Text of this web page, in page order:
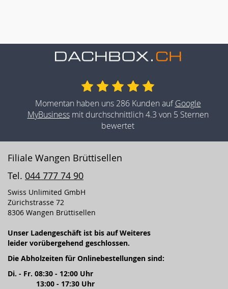
Momentan haben uns 286 Kunden aufGoogle
MyBusinessmit durchschnittlich 4.3 von 5 Sternen
bewertet
Filiale Wangen Brüttisellen
Tel. 044 777 74 90
Swiss Unlimited GmbH
Zürichstrasse 72
8306 Wangen Brüttisellen
Unser Ladengeschäft ist bis auf Weiteres
leider vorübergehend geschlossen.
Die Abholzeiten für Onlinebestellungen sind:
Di. - Fr. 08:30 - 12:00 Uhr
13:00 - 17:30 Uhr